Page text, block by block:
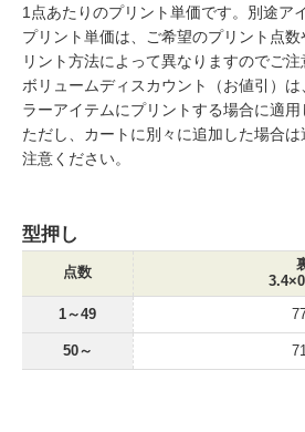
1点あたりのプリント単価です。別途ア
プリント単価は、ご希望のプリント点
リント方法によって異なりますのでご注
ボリュームディスカウント（お値引）
ラーアイテムにプリントする場合に適用
ただし、カートに別々に追加した場合
注意ください。
型押し
点数
1～49
50～